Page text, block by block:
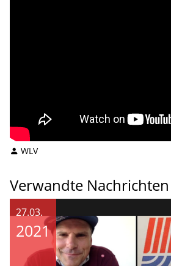
WLV
Verwandte Nachrichten
27.03.
2021